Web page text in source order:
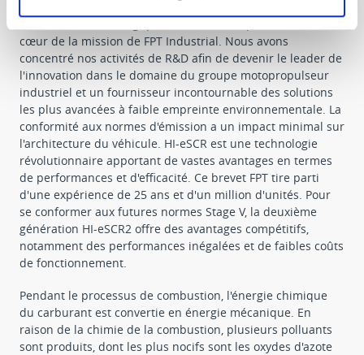
cœur de la mission de FPT Industrial. Nous avons
concentré nos activités de R&D afin de devenir le leader de
l'innovation dans le domaine du groupe motopropulseur
industriel et un fournisseur incontournable des solutions
les plus avancées à faible empreinte environnementale. La
conformité aux normes d'émission a un impact minimal sur
l'architecture du véhicule. HI-eSCR est une technologie
révolutionnaire apportant de vastes avantages en termes
de performances et d'efficacité. Ce brevet FPT tire parti
d'une expérience de 25 ans et d'un million d'unités. Pour
se conformer aux futures normes Stage V, la deuxième
génération HI-eSCR2 offre des avantages compétitifs,
notamment des performances inégalées et de faibles coûts
de fonctionnement.
Pendant le processus de combustion, l'énergie chimique
du carburant est convertie en énergie mécanique. En
raison de la chimie de la combustion, plusieurs polluants
sont produits, dont les plus nocifs sont les oxydes d'azote